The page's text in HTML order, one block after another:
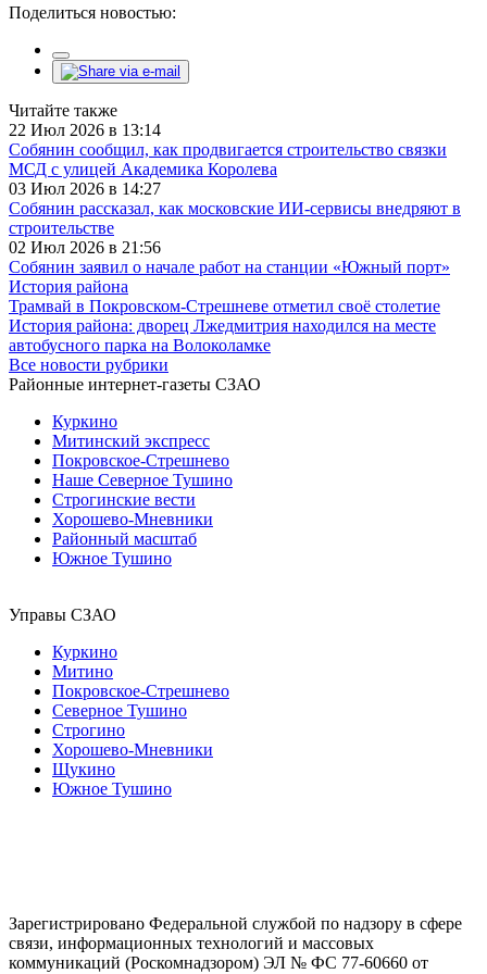
Поделиться новостью:
Читайте также
22 Июл 2026 в 13:14
Собянин сообщил, как продвигается строительство связки
МСД с улицей Академика Королева
03 Июл 2026 в 14:27
Собянин рассказал, как московские ИИ-сервисы внедряют в
строительстве
02 Июл 2026 в 21:56
Собянин заявил о начале работ на станции «Южный порт»
История района
Трамвай в Покровском-Стрешневе отметил своё столетие
История района: дворец Лжедмитрия находился на месте
автобусного парка на Волоколамке
Все новости рубрики
Районные интернет-газеты СЗАО
Куркино
Митинский экспресс
Покровское-Стрешнево
Наше Северное Тушино
Строгинские вести
Хорошево-Мневники
Районный масштаб
Южное Тушино
Управы СЗАО
Куркино
Митино
Покровское-Стрешнево
Северное Тушино
Строгино
Хорошево-Мневники
Щукино
Южное Тушино
Зарегистрировано Федеральной службой по надзору в сфере
связи, информационных технологий и массовых
коммуникаций (Роскомнадзором) ЭЛ № ФС 77-60660 от